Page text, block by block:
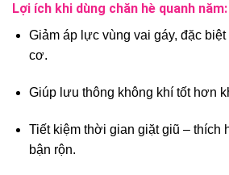
Lợi ích khi dùng chăn hè quanh năm:
Giảm áp lực vùng vai gáy, đặc
cơ.
Giúp lưu thông không khí tốt hơn
Tiết kiệm thời gian giặt giũ – thích
bận rộn.